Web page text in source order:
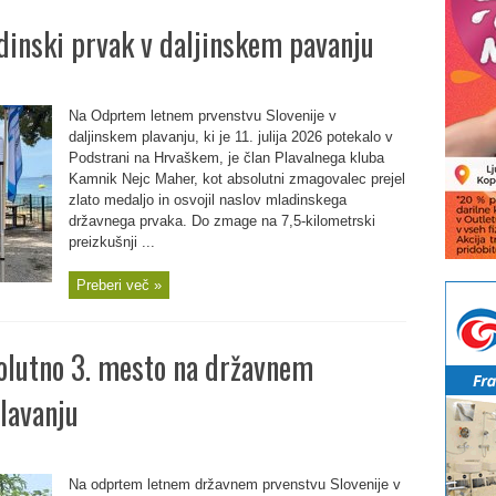
prvak v daljinskem pavanju
Na Odprtem letnem prvenstvu Slovenije v
daljinskem plavanju, ki je 11. julija 2026 potekalo v
Podstrani na Hrvaškem, je član Plavalnega kluba
Kamnik Nejc Maher, kot absolutni zmagovalec prejel
zlato medaljo in osvojil naslov mladinskega
državnega prvaka. Do zmage na 7,5-kilometrski
preizkušnji ...
Preberi več »
3. mesto na državnem
Na odprtem letnem državnem prvenstvu Slovenije v